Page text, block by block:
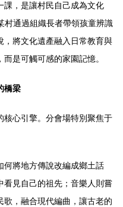
課，是讓村民自己成為文化
村通過組織長者帶領孩童辨識
，將文化遺產融入日常教育與
是可觸可感的家園記憶。
橋梁
核心引擎。分會場特別聚焦于
何將地方傳說改編成鄉土話
看見自己的祖先；音樂人則嘗
，融合現代編曲，讓古老的